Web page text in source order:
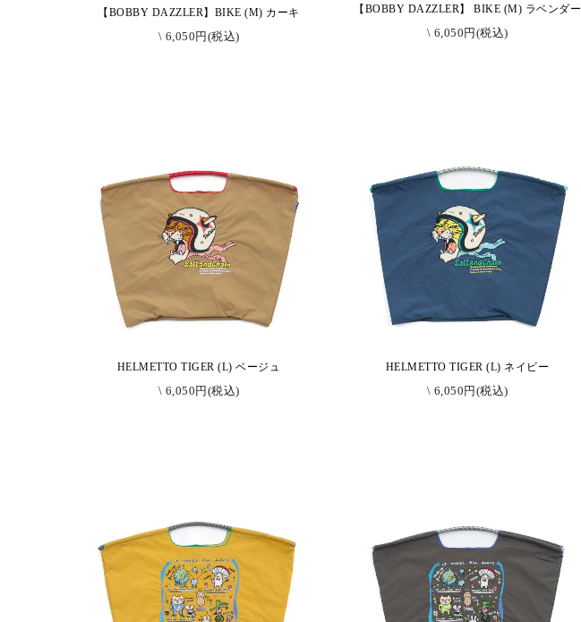
【BOBBY DAZZLER】BIKE (M) カーキ
\ 6,050円(税込)
【BOBBY DAZZLER】 BIKE (M) ラベンダー
\ 6,050円(税込)
HELMETTO TIGER (L) ベージュ
\ 6,050円(税込)
HELMETTO TIGER (L) ネイビー
\ 6,050円(税込)